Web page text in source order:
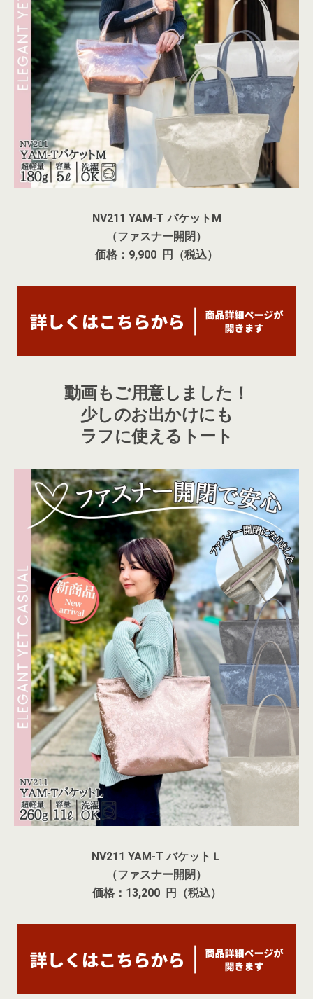
NV211 YAM-T バケットM
（ファスナー開閉）
価格：9,900 円（税込）
動画もご用意しました！
少しのお出かけにも
ラフに使えるトート
NV211 YAM-T バケットＬ
（ファスナー開閉）
価格：13,200 円（税込）